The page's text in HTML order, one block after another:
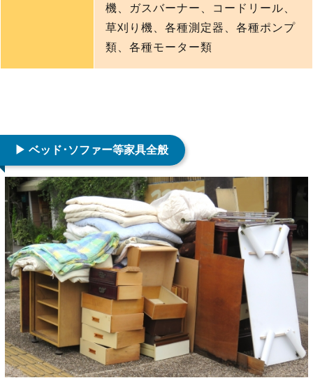
機、ガスバーナー、コードリール、
草刈り機、各種測定器、各種ポンプ
類、各種モーター類
▶ ベッド･ソファー等家具全般